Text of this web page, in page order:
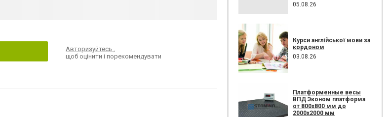
Авторизуйтесь,
щоб оцінити і порекомендувати
05.08.26
Курси англійської мови за
кордоном
03.08.26
Платформенные весы
ВПД Эконом платформа
от 800х800 мм до
2000х2000 мм